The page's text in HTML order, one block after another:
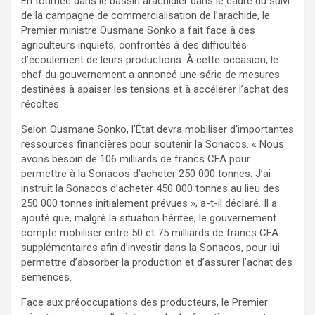
de la campagne de commercialisation de l’arachide, le
Premier ministre Ousmane Sonko a fait face à des
agriculteurs inquiets, confrontés à des difficultés
d’écoulement de leurs productions. À cette occasion, le
chef du gouvernement a annoncé une série de mesures
destinées à apaiser les tensions et à accélérer l’achat des
récoltes.
Selon Ousmane Sonko, l’État devra mobiliser d’importantes
ressources financières pour soutenir la Sonacos. « Nous
avons besoin de 106 milliards de francs CFA pour
permettre à la Sonacos d’acheter 250 000 tonnes. J’ai
instruit la Sonacos d’acheter 450 000 tonnes au lieu des
250 000 tonnes initialement prévues », a-t-il déclaré. Il a
ajouté que, malgré la situation héritée, le gouvernement
compte mobiliser entre 50 et 75 milliards de francs CFA
supplémentaires afin d’investir dans la Sonacos, pour lui
permettre d’absorber la production et d’assurer l’achat des
semences.
Face aux préoccupations des producteurs, le Premier